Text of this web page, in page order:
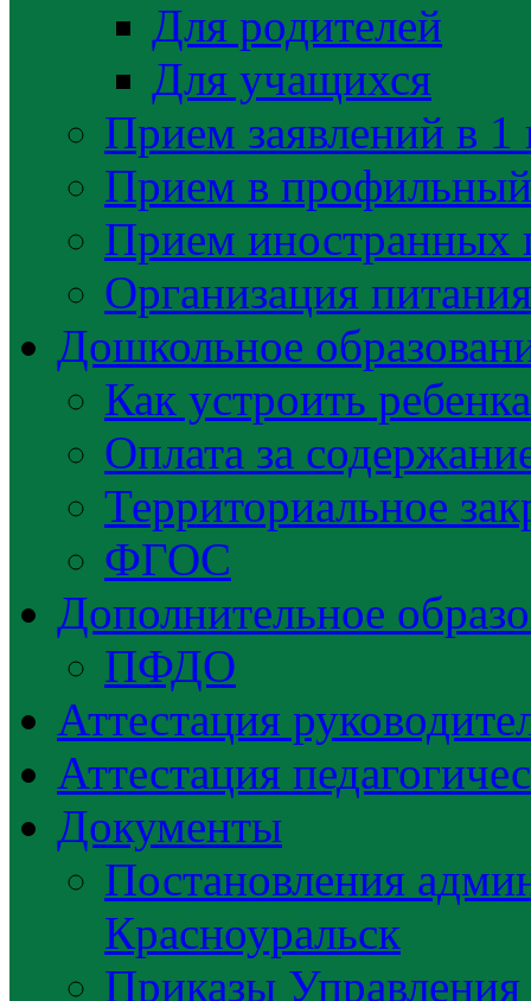
Для родителей
Для учащихся
Прием заявлений в 1
Прием в
Прием иностранных
Организация
Дошкольное
Как устроить
Оплата за
Территориальное
ФГОС
Дополнительное
ПФДО
Аттестация
Аттестация
Документы
Постановления
Красноуральск
Приказы Управления